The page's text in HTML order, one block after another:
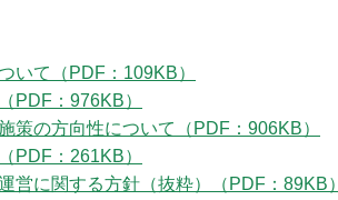
いて（PDF：109KB）
PDF：976KB）
策の方向性について（PDF：906KB）
PDF：261KB）
営に関する方針（抜粋）（PDF：89KB）